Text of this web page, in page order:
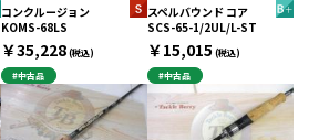
コンクルージョン
KOMS-68LS
￥35,228(税込)
#中古品
スペルバウンド コア
SCS-65-1/2UL/L-ST
￥15,015 (税込)
#中古品